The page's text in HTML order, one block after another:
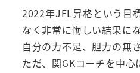
2022年JFL昇格という目
なく非常に悔しい結果にな
自分の力不足、胆力の無
ただ、関GKコーチを中心